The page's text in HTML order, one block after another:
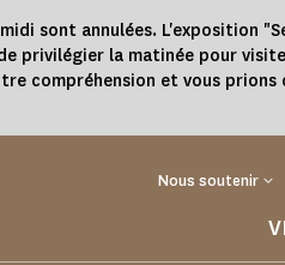
sont annulées. L'exposition
privilégier la matinée pour
compréhension et vous prions
Nous soutenir